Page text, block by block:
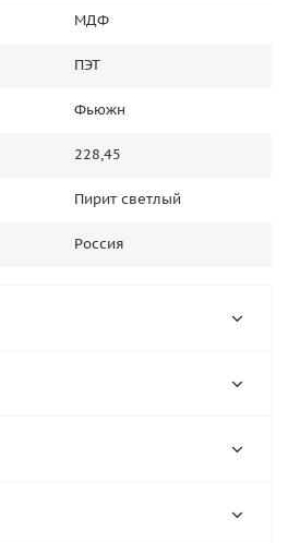
МДФ
ПЭТ
Фьюжн
228,45
Пирит светлый
Россия